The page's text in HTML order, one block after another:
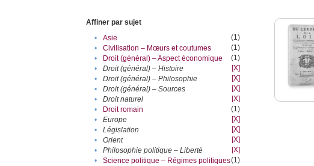
Affiner par sujet
•
Asie
(1)
•
Civilisation – Mœurs et coutumes
(1)
•
Droit (général) – Aspect économique
(1)
•
Droit (général) – Histoire
[X]
•
Droit (général) – Philosophie
[X]
•
Droit (général) – Sources
[X]
•
Droit naturel
[X]
•
Droit romain
(1)
•
Europe
[X]
•
Législation
[X]
•
Orient
[X]
•
Philosophie politique – Liberté
[X]
•
Science politique – Régimes politiques(1)